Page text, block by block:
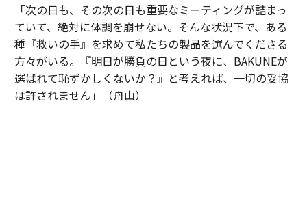
「次の日も、その次の日も重要なミーティングが詰まっ
ていて、絶対に体調を崩せない。そんな状況下で、ある
種『救いの手』を求めて私たちの製品を選んでくださる
方々がいる。『明日が勝負の日という夜に、BAKUNEが
選ばれて恥ずかしくないか？』と考えれば、一切の妥協
は許されません」（舟山）